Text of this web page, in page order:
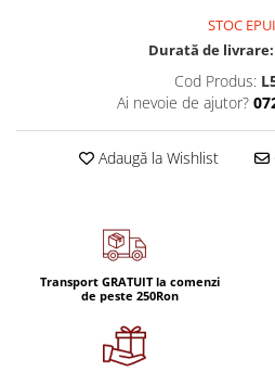
STOC
Durată de livrare:
Cod Produs:
Ai nevoie de ajutor?
Adaugă la Wishlist
Transport GRATUIT la comenzi
de peste 250Ron